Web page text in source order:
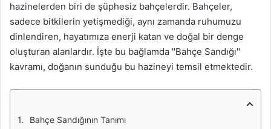
hazinelerden biri de şüphesiz bahçelerdir. Bahçeler,
sadece bitkilerin yetişmediği, aynı zamanda ruhumuzu
dinlendiren, hayatımıza enerji katan ve doğal bir denge
oluşturan alanlardır. İşte bu bağlamda "Bahçe Sandığı"
kavramı, doğanın sunduğu bu hazineyi temsil etmektedir.
Bahçe Sandığının Tanımı